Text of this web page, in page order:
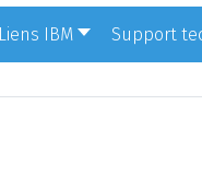
Liens IBM Support